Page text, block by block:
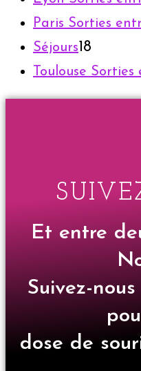
Paris Sorties
Séjours18
Toulouse
Et entre
Suivez-
dose de